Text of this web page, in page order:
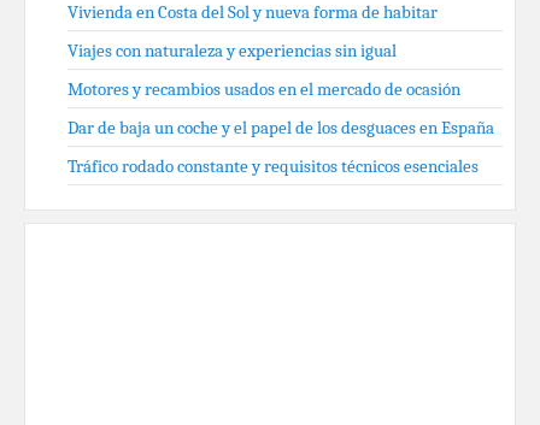
Vivienda en Costa del Sol y nueva forma de habitar
Viajes con naturaleza y experiencias sin igual
Motores y recambios usados en el mercado de ocasión
Dar de baja un coche y el papel de los desguaces en España
Tráfico rodado constante y requisitos técnicos esenciales